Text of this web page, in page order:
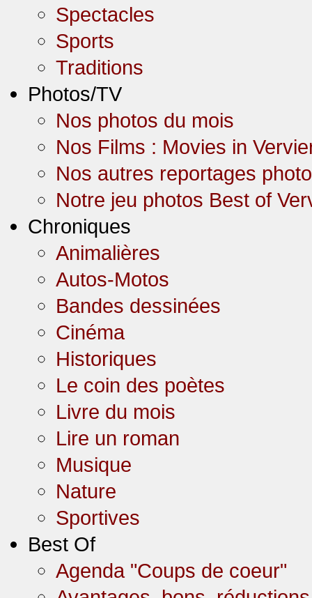
Spectacles
Sports
Traditions
Photos/TV
Nos photos du mois
Nos Films : Movies in
Nos autres reportages
Notre jeu photos Best of
Chroniques
Animalières
Autos-Motos
Bandes dessinées
Cinéma
Historiques
Le coin des poètes
Livre du mois
Lire un roman
Musique
Nature
Sportives
Best Of
Agenda "Coups de coeur"